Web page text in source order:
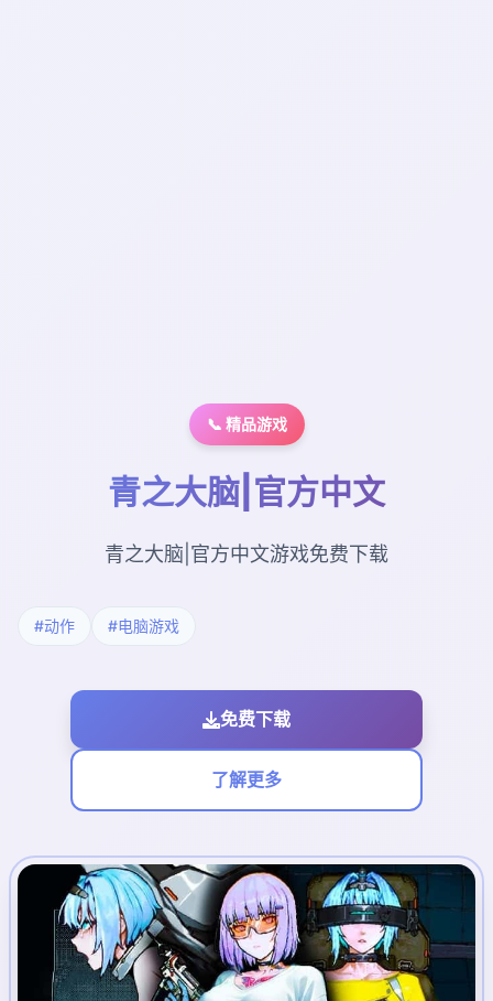
📞 精品游戏
青之大脑|官方中文
青之大脑|官方中文游戏免费下载
#动作 #电脑游戏
免费下载
了解更多